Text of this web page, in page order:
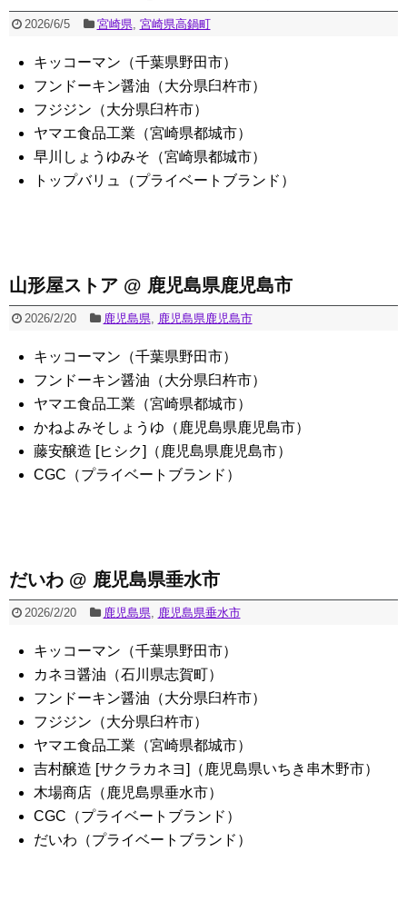
2026/6/5 宮崎県, 宮崎県高鍋町
キッコーマン（千葉県野田市）
フンドーキン醤油（大分県臼杵市）
フジジン（大分県臼杵市）
ヤマエ食品工業（宮崎県都城市）
早川しょうゆみそ（宮崎県都城市）
トップバリュ（プライベートブランド）
山形屋ストア @ 鹿児島県鹿児島市
2026/2/20 鹿児島県, 鹿児島県鹿児島市
キッコーマン（千葉県野田市）
フンドーキン醤油（大分県臼杵市）
ヤマエ食品工業（宮崎県都城市）
かねよみそしょうゆ（鹿児島県鹿児島市）
藤安醸造 [ヒシク]（鹿児島県鹿児島市）
CGC（プライベートブランド）
だいわ @ 鹿児島県垂水市
2026/2/20 鹿児島県, 鹿児島県垂水市
キッコーマン（千葉県野田市）
カネヨ醤油（石川県志賀町）
フンドーキン醤油（大分県臼杵市）
フジジン（大分県臼杵市）
ヤマエ食品工業（宮崎県都城市）
吉村醸造 [サクラカネヨ]（鹿児島県いちき串木野市）
木場商店（鹿児島県垂水市）
CGC（プライベートブランド）
だいわ（プライベートブランド）